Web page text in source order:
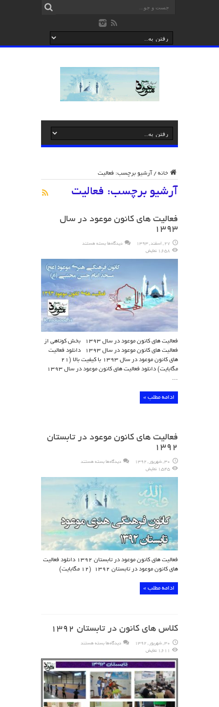
خانه / آرشیو برچسب: فعالیت
آرشیو برچسب: فعالیت
فعالیت های کانون موعود در سال
۱۳۹۳
27 , اسفند , 1393 دیدگاه‌ها برای
کانون
موعود
در
سال
۱۳۹۳
بسته هستند
1,658 نمایش
فعالیت های کانون موعود در سال ۱۳۹۳ بخش کوتاهی از
فعالیت های کانون موعود در سال ۱۳۹۳ دانلود فعالیت
های کانون موعود در سال ۱۳۹۳ با کیفیت بالا (۲۱
مگابایت) دانلود فعالیت های کانون موعود در سال ۱۳۹۳
...
ادامه مطلب »
فعالیت های کانون موعود در تابستان
۱۳۹۲
30 , شهریور , 1392 دیدگاه‌ها برای
کانون
در
تابستان
۱۳۹۲
بسته هستند
1,545 نمایش
فعالیت های کانون موعود در تابستان ۱۳۹۲ دانلود فعالیت
های کانون موعود در تابستان ۱۳۹۲ (۱۲ مگابایت)
ادامه مطلب »
کلاس های کانون در تابستان ۱۳۹۲
30 , شهریور , 1392 دیدگاه‌ها برای
در
تابستان
۱۳۹۲
بسته هستند
1,611 نمایش